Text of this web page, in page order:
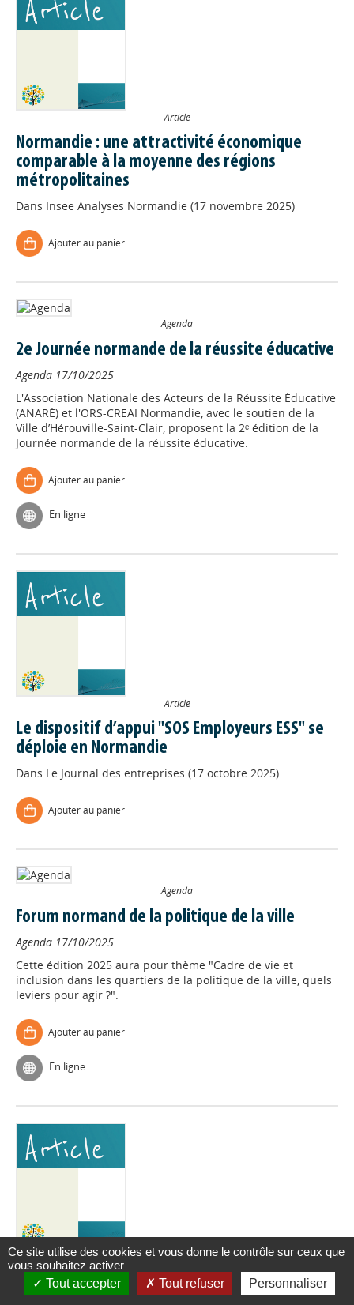
Article
Normandie : une attractivité économique
comparable à la moyenne des régions
métropolitaines
Dans Insee Analyses Normandie (17 novembre 2025)
Ajouter au panier
Agenda
2e Journée normande de la réussite éducative
Agenda 17/10/2025
L'Association Nationale des Acteurs de la Réussite Éducative
(ANARÉ) et l'ORS-CREAI Normandie, avec le soutien de la
Ville d’Hérouville-Saint-Clair, proposent la 2ᵉ édition de la
Journée normande de la réussite éducative.
Ajouter au panier
En ligne
Article
Le dispositif d’appui "SOS Employeurs ESS" se
déploie en Normandie
Dans Le Journal des entreprises (17 octobre 2025)
Ajouter au panier
Agenda
Forum normand de la politique de la ville
Agenda 17/10/2025
Cette édition 2025 aura pour thème "Cadre de vie et
inclusion dans les quartiers de la politique de la ville, quels
leviers pour agir ?".
Ajouter au panier
En ligne
Article
Orne : une formation accessible à tous pour
devenir apiculteur
Ce site utilise des cookies et vous donne le contrôle sur ceux que
vous souhaitez activer
Tout accepter
Tout refuser Personnaliser